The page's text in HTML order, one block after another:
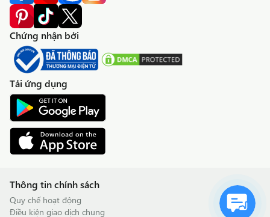
Chứng nhận bởi
Tải ứng dụng
Thông tin chính sách
Quy chế hoạt động
Điều kiện giao dịch chung